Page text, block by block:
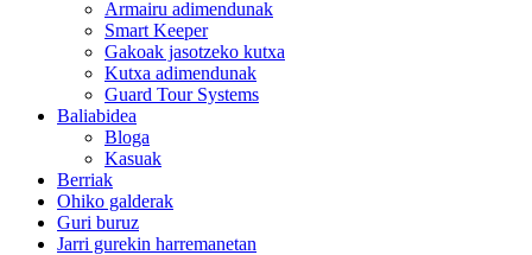
Armairu adimendunak
Smart Keeper
Gakoak jasotzeko kutxa
Kutxa adimendunak
Guard Tour Systems
Baliabidea
Bloga
Kasuak
Berriak
Ohiko galderak
Guri buruz
Jarri gurekin harremanetan